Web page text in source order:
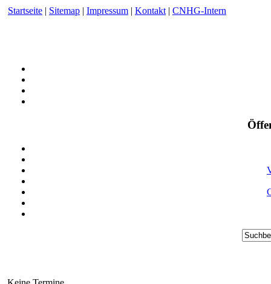
Startseite | Sitemap | Impressum | Kontakt | CNHG-Intern